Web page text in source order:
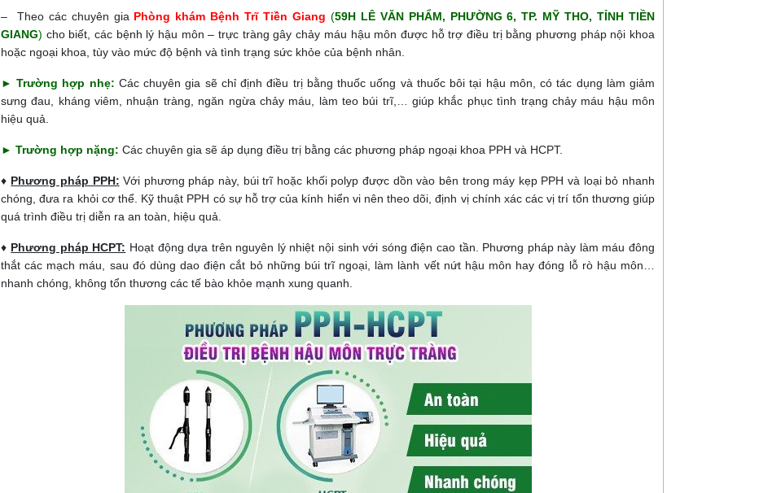
– Theo các chuyên gia Phòng khám Bệnh Trĩ Tiền Giang (59H LÊ VĂN PHẨM, PHƯỜNG 6, TP. MỸ THO, TỈNH TIỀN
GIANG) cho biết, các bệnh lý hậu môn – trực tràng gây chảy máu hậu môn được hỗ trợ điều trị bằng phương pháp nội khoa
hoặc ngoại khoa, tùy vào mức độ bệnh và tình trạng sức khỏe của bệnh nhân.
►Trường hợp nhẹ: Các chuyên gia sẽ chỉ định điều trị bằng thuốc uống và thuốc bôi tại hậu môn, có tác dụng làm giảm
sưng đau, kháng viêm, nhuận tràng, ngăn ngừa chảy máu, làm teo búi trĩ,… giúp khắc phục tình trạng chảy máu hậu môn
hiệu quả.
► Trường hợp nặng: Các chuyên gia sẽ áp dụng điều trị bằng các phương pháp ngoại khoa PPH và HCPT.
♦ Phương pháp PPH: Với phương pháp này, búi trĩ hoặc khối polyp được dồn vào bên trong máy kẹp PPH và loại bỏ nhanh
chóng, đưa ra khỏi cơ thể. Kỹ thuật PPH có sự hỗ trợ của kính hiển vi nên theo dõi, định vị chính xác các vị trí tổn thương giúp
quá trình điều trị diễn ra an toàn, hiệu quả.
♦ Phương pháp HCPT: Hoạt động dựa trên nguyên lý nhiệt nội sinh với sóng điện cao tần. Phương pháp này làm máu đông
thắt các mạch máu, sau đó dùng dao điện cắt bỏ những búi trĩ ngoại, làm lành vết nứt hậu môn hay đóng lỗ rò hậu môn…
nhanh chóng, không tổn thương các tế bào khỏe mạnh xung quanh.